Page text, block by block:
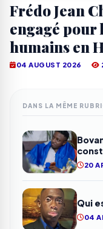
Frédo Jean
engagé pour
humains en
04 AUGUST 2026
DANS LA MÊME
20
Qui
04